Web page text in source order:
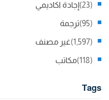
إجادة اكاديمي (23)
ترجمة (95)
غير مصنف (1,597)
مكاتب (118)
Tags